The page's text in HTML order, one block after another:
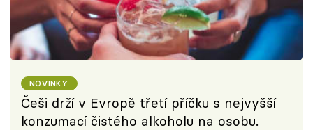
NOVINKY
Češi drží v Evropě třetí příčku s nejvyšší
konzumací čistého alkoholu na osobu.